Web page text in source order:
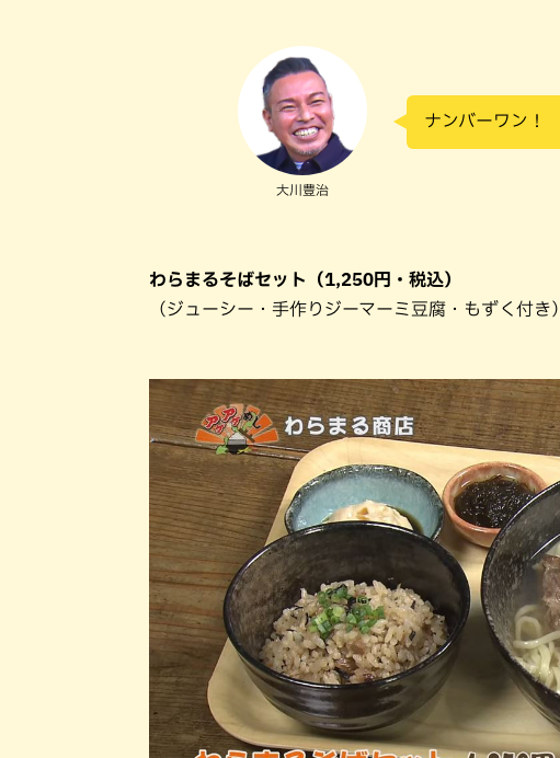
大川豊治
ナンバーワン！
わらまるそばセット（1,250円・税込）
（ジューシー・手作りジーマーミ豆腐・もずく付き）